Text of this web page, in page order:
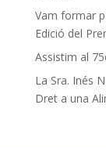
Vam formar
Edició del
Assistim al
La Sra. Inés
Dret a una